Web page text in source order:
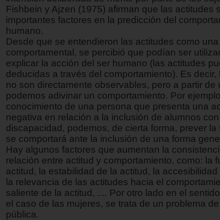
Fishbein y Ajzen (1975) afirman que las actitudes
importantes factores en la predicción del
humano.
Desde que se entendieron las actitudes como
comportamental, se percibió que podían ser
explicar la acción del ser humano (las actitudes
deducidas a través del comportamiento). Es decir,
no son directamente observables, pero a partir de
podemos adivinar un comportamiento. Por
conocimiento de una persona que presenta una
negativa en relación a la inclusión de alumnos con
discapacidad, podemos, de cierta forma, prever la
se comportará ante la inclusión de una forma
Hay algunos factores que aumentan la
relación entre actitud y comportamiento, como: la
actitud, la estabilidad de la actitud, la
la relevancia de las actitudes hacia el
saliente de la actitud, .... Por otro lado en el
el caso de las mujeres, se trata de un problema
pública.